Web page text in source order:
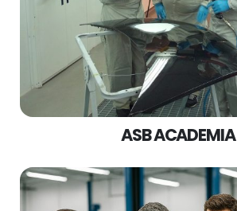
ASB ACADEMIA